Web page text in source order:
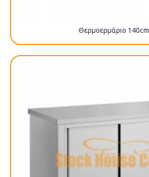
Θερμοερμάριο 140cm